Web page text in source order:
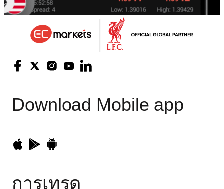
Download Mobile app
การเทรด